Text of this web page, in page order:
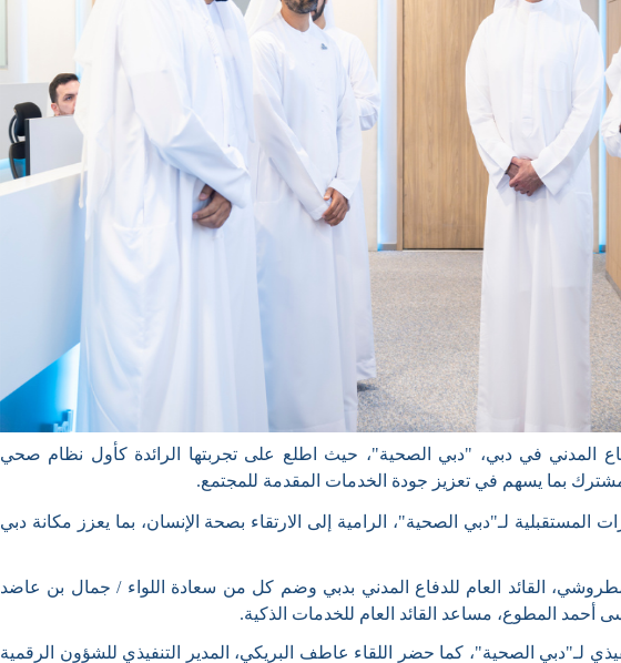
المدني في دبي، "دبي الصحية"، حيث اطلع على تجربتها الرائدة كأول نظام صحي
بما يسهم في تعزيز جودة الخدمات المقدمة للمجتمع.
المستقبلية لـ"دبي الصحية"، الرامية إلى الارتقاء بصحة الإنسان، بما يعزز مكانة دبي
القائد العام للدفاع المدني بدبي وضم كل من سعادة اللواء / جمال بن عاضد
أحمد المطوع، مساعد القائد العام للخدمات الذكية.
لـ"دبي الصحية"، كما حضر اللقاء عاطف البريكي، المدير التنفيذي للشؤون الرقمية